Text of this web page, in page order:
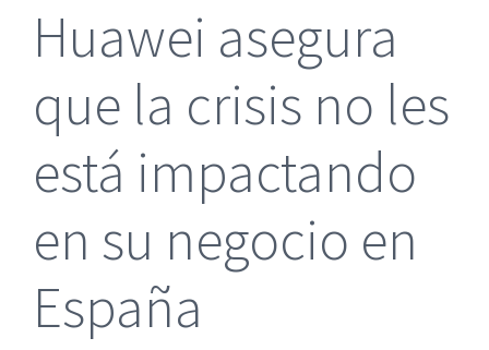
Huawei asegura
que la crisis no les
está impactando
en su negocio en
España